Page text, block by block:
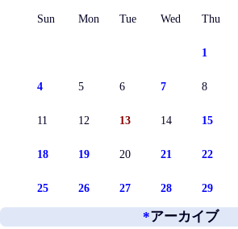
Sun Mon Tue Wed Thu
1
4 5 6 7 8
11 12 13 14 15
18 19 20 21 22
25 26 27 28 29
*アーカイブ